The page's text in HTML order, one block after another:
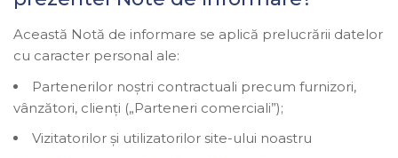
Această Notă de informare se aplică prelucrării datelor
cu caracter personal ale:
Partenerilor noştri contractuali precum furnizori,
vânzători, clienți („Parteneri comerciali”);
Vizitatorilor și utilizatorilor site-ului noastru